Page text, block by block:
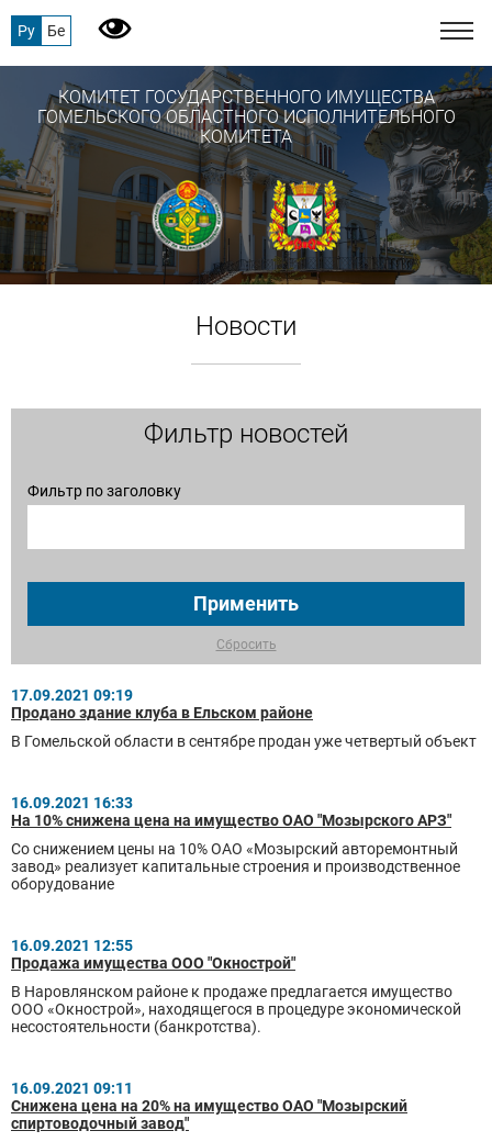
Ру Бе
КОМИТЕТ ГОСУДАРСТВЕННОГО ИМУЩЕСТВА
ГОМЕЛЬСКОГО ОБЛАСТНОГО ИСПОЛНИТЕЛЬНОГО
КОМИТЕТА
Новости
Сбросить
Фильтр новостей
Фильтр по заголовку
Применить
17.09.2021 09:19
Продано здание клуба в Ельском районе
В Гомельской области в сентябре продан уже четвертый объект
16.09.2021 16:33
На 10% снижена цена на имущество ОАО "Мозырского АРЗ"
Со снижением цены на 10% ОАО «Мозырский авторемонтный
завод» реализует капитальные строения и производственное
оборудование
16.09.2021 12:55
Продажа имущества ООО "Окнострой"
В Наровлянском районе к продаже предлагается имущество
ООО «Окнострой», находящегося в процедуре экономической
несостоятельности (банкротства).
16.09.2021 09:11
Снижена цена на 20% на имущество ОАО "Мозырский
спиртоводочный завод"